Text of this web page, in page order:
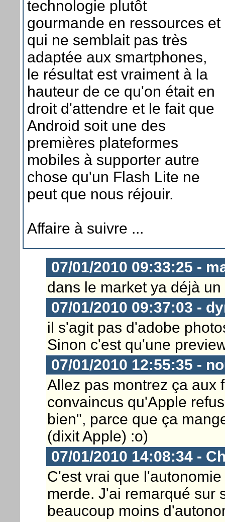
technologie plutôt
gourmande en ressources et
qui ne semblait pas très
adaptée aux smartphones,
le résultat est vraiment à la
hauteur de ce qu'on était en
droit d'attendre et le fait que
Android soit une des
premières plateformes
mobiles à supporter autre
chose qu'un Flash Lite ne
peut que nous réjouir.
Affaire à suivre ...
07/01/2010 09:33:25 -
dans le market ya déjà
07/01/2010 09:37:03 -
il s'agit pas d'adobe
Sinon c'est qu'une
07/01/2010 12:55:35 -
Allez pas montrez ça aux
convaincus qu'Apple
bien", parce que ça
(dixit Apple) :o)
07/01/2010 14:08:34 -
C'est vrai que
merde. J'ai remarqué sur
beaucoup moins